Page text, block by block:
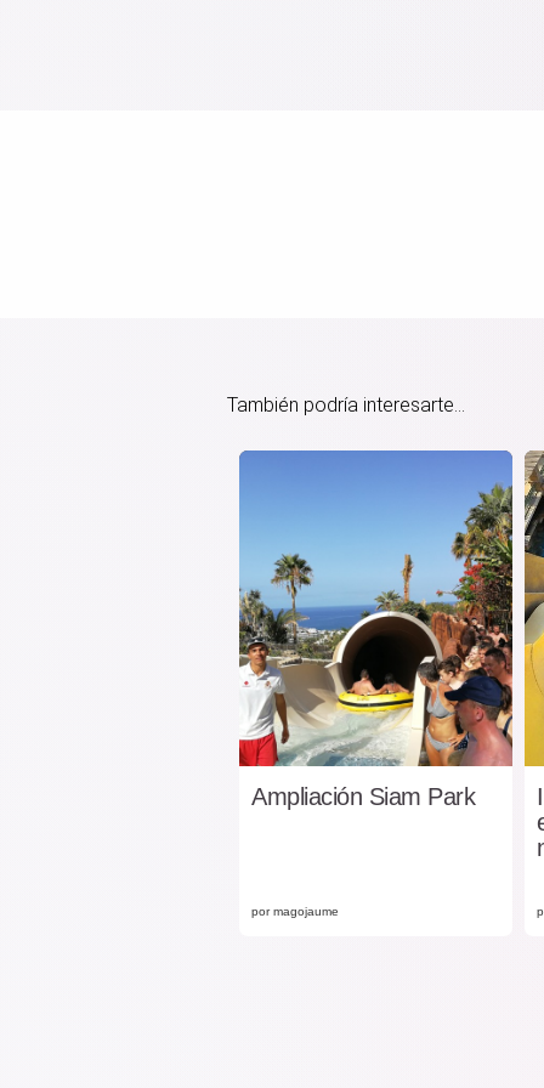
También podría interesarte...
Ampliación Siam Park
por magojaume